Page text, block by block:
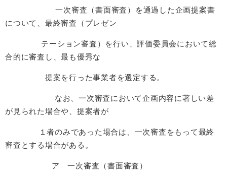
一次審査（書面審査）を通過した企画提案書
について、最終審査（プレゼン
テーション審査）を行い、評価委員会において総
合的に審査し、最も優秀な
提案を行った事業者を選定する。
なお、一次審査において企画内容に著しい差
が見られた場合や、提案者が
１者のみであった場合は、一次審査をもって最終
審査とする場合がある。
ア 一次審査（書面審査）